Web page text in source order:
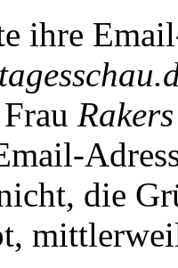
ihre
Rakers
die